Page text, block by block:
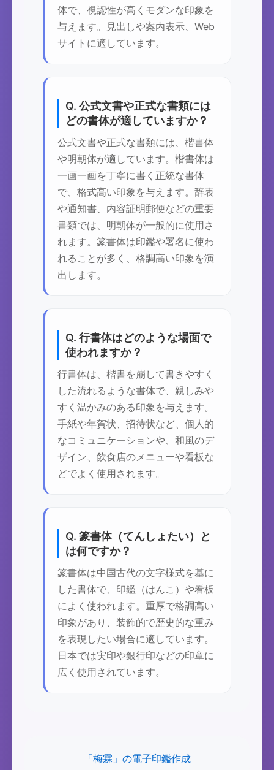
体で、視認性が高くモダンな印象を
与えます。見出しや案内表示、Web
サイトに適しています。
Q. 公式文書や正式な書類には
どの書体が適していますか？
公式文書や正式な書類には、楷書体
や明朝体が適しています。楷書体は
一画一画を丁寧に書く正統な書体
で、格式高い印象を与えます。辞表
や通知書、内容証明郵便などの重要
書類では、明朝体が一般的に使用さ
れます。篆書体は印鑑や署名に使わ
れることが多く、格調高い印象を演
出します。
Q. 行書体はどのような場面で
使われますか？
行書体は、楷書を崩して書きやすく
した流れるような書体で、親しみや
すく温かみのある印象を与えます。
手紙や年賀状、招待状など、個人的
なコミュニケーションや、和風のデ
ザイン、飲食店のメニューや看板な
どでよく使用されます。
Q. 篆書体（てんしょたい）と
は何ですか？
篆書体は中国古代の文字様式を基に
した書体で、印鑑（はんこ）や看板
によく使われます。重厚で格調高い
印象があり、装飾的で歴史的な重み
を表現したい場合に適しています。
日本では実印や銀行印などの印章に
広く使用されています。
「梅霖」の電子印鑑作成